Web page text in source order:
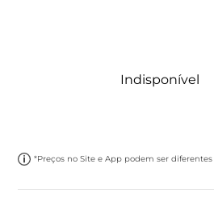
Indisponível
*Preços no Site e App podem ser diferentes